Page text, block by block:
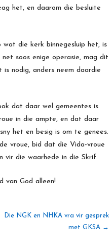
het, en daarom die besluite
wat die kerk binnegesluip het, is
soos enige operasie, mag dit
is nodig, anders neem daardie
dat daar wel gemeentes is
in die ampte, en dat daar
het en besig is om te genees.
vroue, bid dat die Vida-vroue
vir die waarhede in die Skrif.
van God alleen!
Die NGK en NHKA vra vir gesprek
met GKSA →